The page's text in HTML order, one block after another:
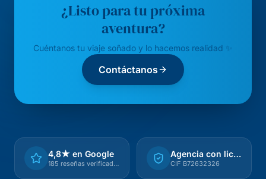
¿Listo para tu próxima
aventura?
Cuéntanos tu viaje soñado y lo hacemos realidad ✨
Contáctanos
4,8★ en Google
185 reseñas verificadas
Agencia con licencia
CIF B72632326